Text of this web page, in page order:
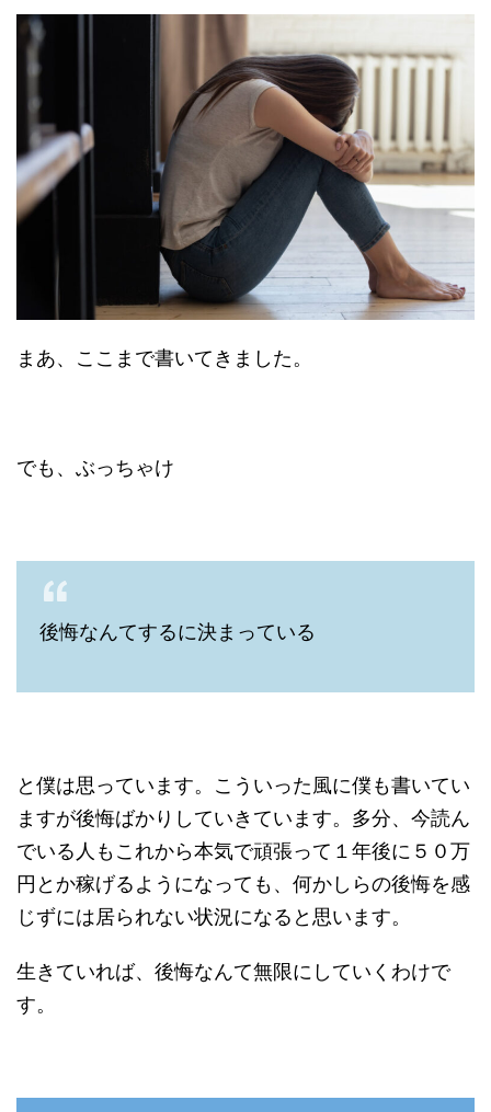
まあ、ここまで書いてきました。
でも、ぶっちゃけ
後悔なんてするに決まっている
と僕は思っています。こういった風に僕も書いてい
ますが後悔ばかりしていきています。多分、今読ん
でいる人もこれから本気で頑張って１年後に５０万
円とか稼げるようになっても、何かしらの後悔を感
じずには居られない状況になると思います。
生きていれば、後悔なんて無限にしていくわけで
す。